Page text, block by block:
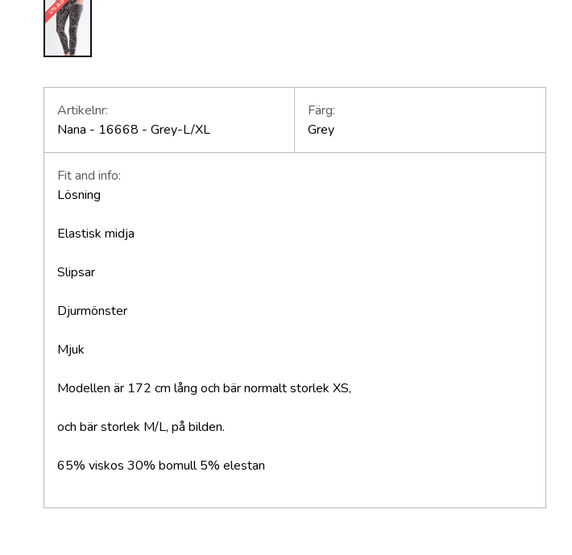
UTSÅLD
Artikelnr:
Nana - 16668 - Grey-L/XL
Färg:
Grey
Fit and info:
Lösning
Elastisk midja
Slipsar
Djurmönster
Mjuk
Modellen är 172 cm lång och bär normalt storlek XS,
och bär storlek M/L, på bilden.
65% viskos 30% bomull 5% elestan